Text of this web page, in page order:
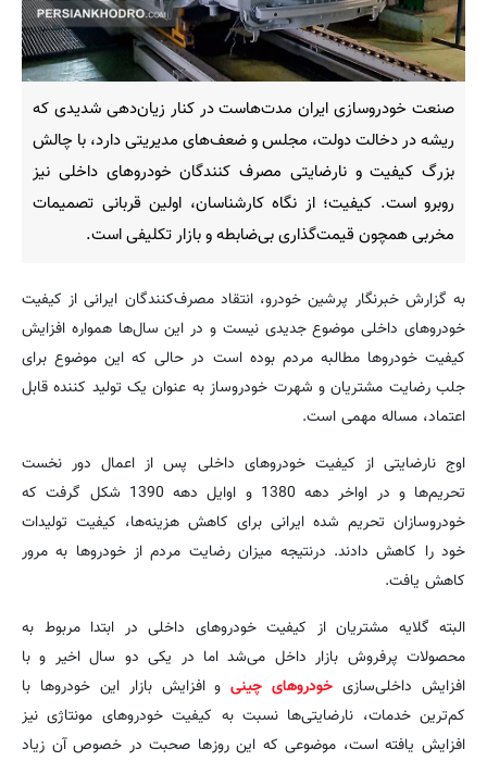
صنعت خودروسازی ایران مدت‌هاست در کنار زیان‌دهی شدیدی که
ریشه در دخالت دولت، مجلس و ضعف‌های مدیریتی دارد، با چالش
بزرگ کیفیت و نارضایتی مصرف کنندگان خودروهای داخلی نیز
روبرو است. کیفیت؛ از نگاه کارشناسان، اولین قربانی تصمیمات
مخربی همچون قیمت‌گذاری بی‌ضابطه و بازار تکلیفی است.
به گزارش خبرنگار پرشین خودرو، انتقاد مصرف‌کنندگان ایرانی از کیفیت
خودروهای داخلی موضوع جدیدی نیست و در این سال‌ها همواره افزایش
کیفیت خودروها مطالبه مردم بوده است در حالی که این موضوع برای
جلب رضایت مشتریان و شهرت خودروساز به عنوان یک تولید کننده قابل
اعتماد، مساله مهمی است.
اوج نارضایتی از کیفیت خودروهای داخلی پس از اعمال دور نخست
تحریم‌ها و در اواخر دهه 1380 و اوایل دهه 1390 شکل گرفت که
خودروسازان تحریم‌ شده ایرانی برای کاهش هزینه‌ها، کیفیت تولیدات
خود را کاهش دادند. درنتیجه میزان رضایت مردم از خودروها به مرور
کاهش یافت.
البته گلایه مشتریان از کیفیت خودروهای داخلی در ابتدا مربوط به
محصولات پرفروش بازار داخل می‌شد اما در یکی دو سال اخیر و با
افزایش داخلی‌سازی خودروهای چینیو افزایش بازار این خودروها با
کم‌ترین خدمات، نارضایتی‌ها نسبت به کیفیت خودروهای مونتاژی نیز
افزایش یافته است، موضوعی که این روزها صحبت در خصوص آن زیاد